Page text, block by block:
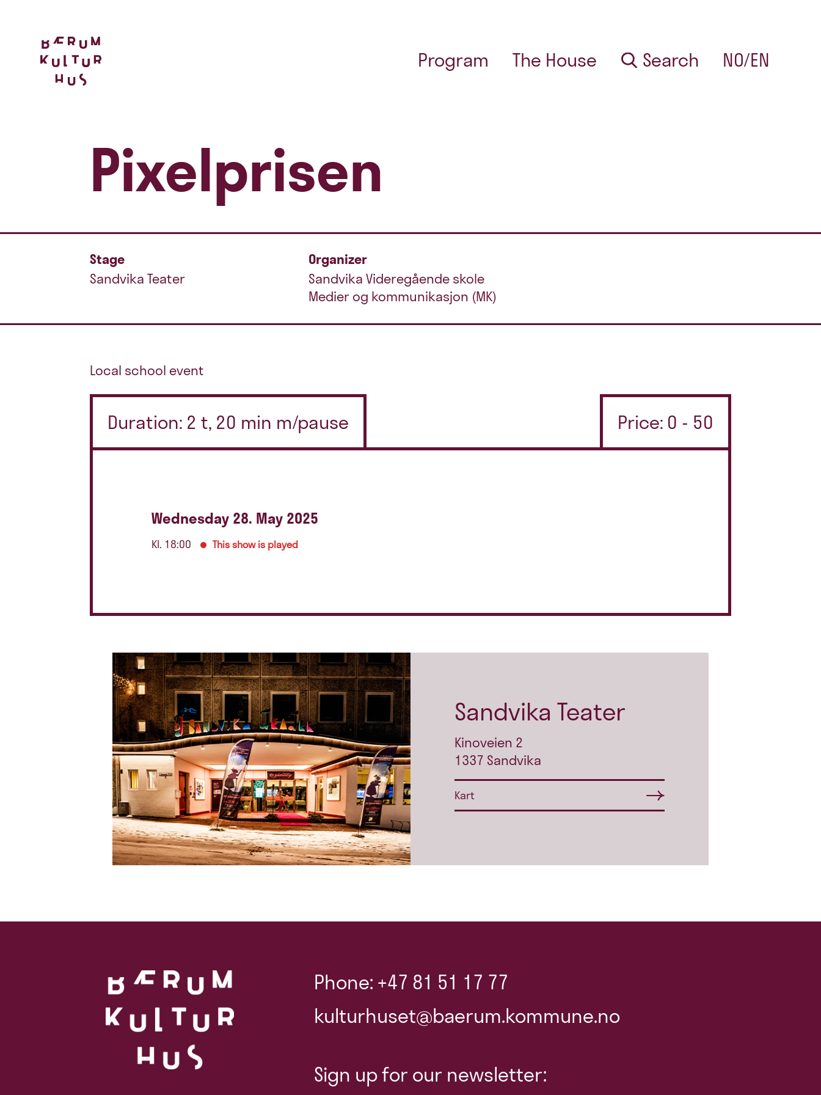
Program The House Search NO/EN
Pixelprisen
Stage
Sandvika Teater
Organizer
Sandvika Videregående skole
Medier og kommunikasjon (MK)
Local school event
Price: 0 - 50
Duration: 2 t, 20 min m/pause
Wednesday 28. May 2025
Kl. 18:00 This show is played
Sandvika Teater
Kinoveien 2
1337 Sandvika
Kart
Phone: +47 81 51 17 77
kulturhuset@baerum.kommune.no
Sign up for our newsletter: